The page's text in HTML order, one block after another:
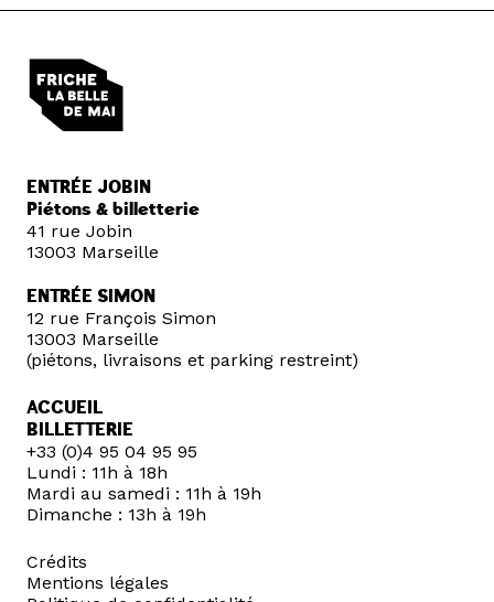
ENTRÉE JOBIN
Piétons & billetterie
41 rue Jobin
13003 Marseille
ENTRÉE SIMON
12 rue François Simon
13003 Marseille
(piétons, livraisons et parking restreint)
ACCUEIL
BILLETTERIE
+33 (0)4 95 04 95 95
Lundi : 11h à 18h
Mardi au samedi : 11h à 19h
Dimanche : 13h à 19h
Crédits
Mentions légales